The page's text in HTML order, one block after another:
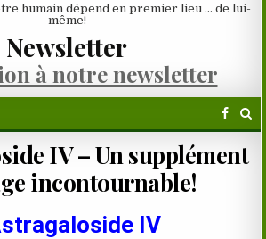
humain dépend en premier lieu … de lui-
même!
Newsletter
à notre newsletter
IV – Un supplément
incontournable!
IV